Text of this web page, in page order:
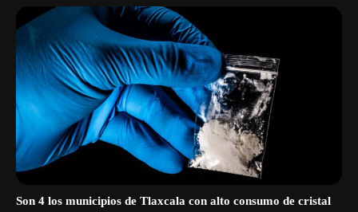
Son 4 los municipios de Tlaxcala con alto consumo de cristal